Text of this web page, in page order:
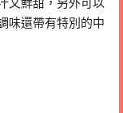
又鮮甜，另外可以
味還帶有特別的中